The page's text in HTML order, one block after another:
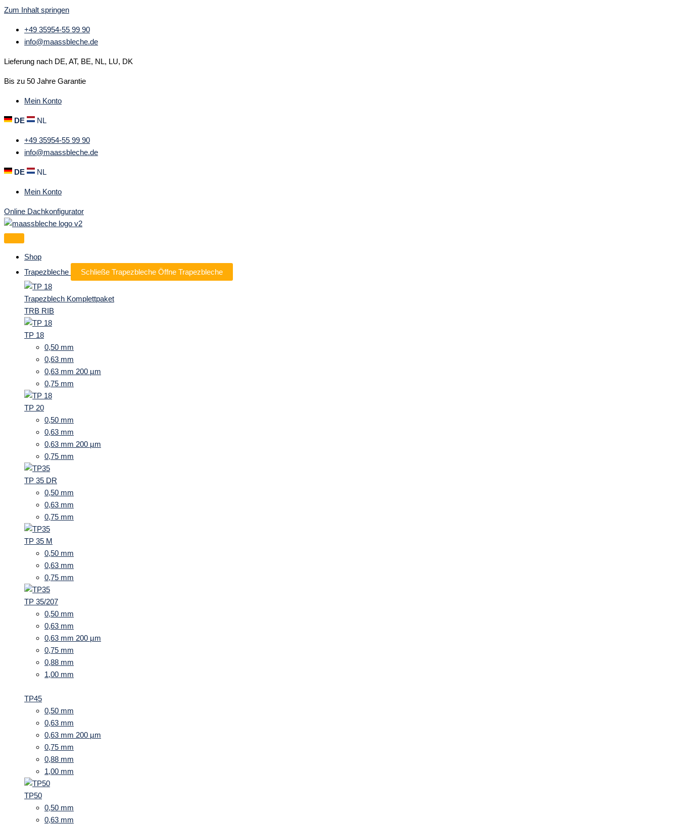
Zum Inhalt springen
+49 35954-55 99 90
info@maassbleche.de
Lieferung nach DE, AT, BE, NL, LU, DK
Bis zu 50 Jahre Garantie
Mein Konto
DE NL
+49 35954-55 99 90
info@maassbleche.de
DE NL
Mein Konto
Online Dachkonfigurator
Shop
Trapezbleche
Schließe Trapezbleche Öffne Trapezbleche
Trapezblech Komplettpaket
TRB RIB
TP 18
0,50 mm
0,63 mm
0,63 mm 200 µm
0,75 mm
TP 20
0,50 mm
0,63 mm
0,63 mm 200 µm
0,75 mm
TP 35 DR
0,50 mm
0,63 mm
0,75 mm
TP 35 M
0,50 mm
0,63 mm
0,75 mm
TP 35/207
0,50 mm
0,63 mm
0,63 mm 200 µm
0,75 mm
0,88 mm
1,00 mm
TP45
0,50 mm
0,63 mm
0,63 mm 200 µm
0,75 mm
0,88 mm
1,00 mm
TP50
0,50 mm
0,63 mm